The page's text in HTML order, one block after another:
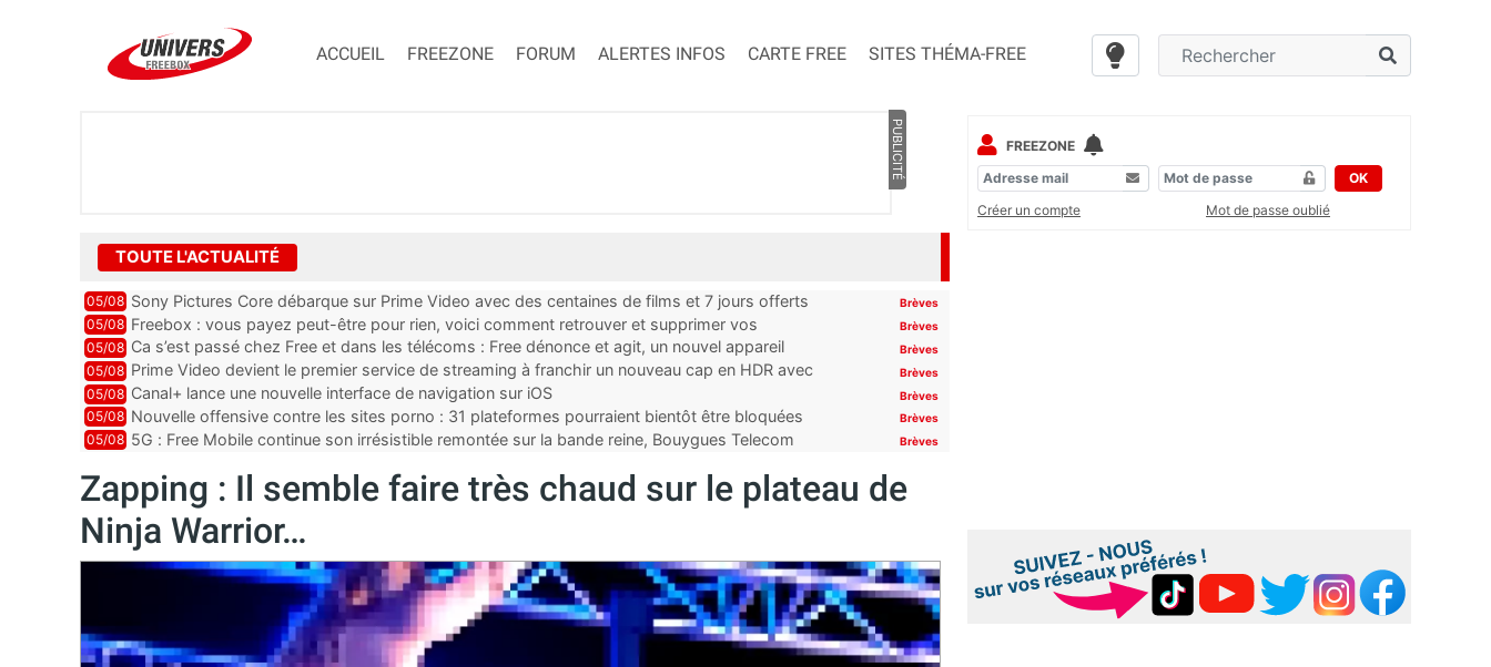
ACCUEIL FREEZONE FORUM ALERTES INFOS CARTE FREE SITES THÉMA-FREE
PUBLICITÉ
TOUTE L'ACTUALITÉ
05/08 Sony Pictures Core débarque sur Prime Video avec des centaines de films et 7 jours offerts Brèves
05/08 Freebox : vous payez peut-être pour rien, voici comment retrouver et supprimer vos
abonnements TV oubliés
Brèves
05/08 Ca s’est passé chez Free et dans les télécoms : Free dénonce et agit, un nouvel appareil
pointe le bout de...
Brèves
05/08 Prime Video devient le premier service de streaming à franchir un nouveau cap en HDR avec
ce lancement
Brèves
05/08 Canal+ lance une nouvelle interface de navigation sur iOS Brèves
05/08 Nouvelle offensive contre les sites porno : 31 plateformes pourraient bientôt être bloquées
par Orange, Free, SF...
Brèves
05/08 5G : Free Mobile continue son irrésistible remontée sur la bande reine, Bouygues Telecom
Brèves
Zapping : Il semble faire très chaud sur le plateau de
Ninja Warrior…
FREEZONE
OK
Créer un compte
Mot de passe oublié